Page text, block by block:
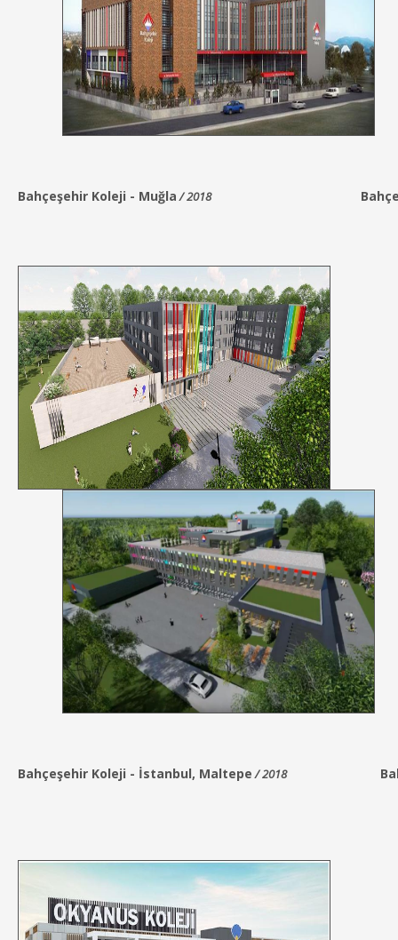
Bahçeşehir Koleji - Muğla / 2018
Bahçeşehir Koleji - İstanbul, Maltepe / 2018